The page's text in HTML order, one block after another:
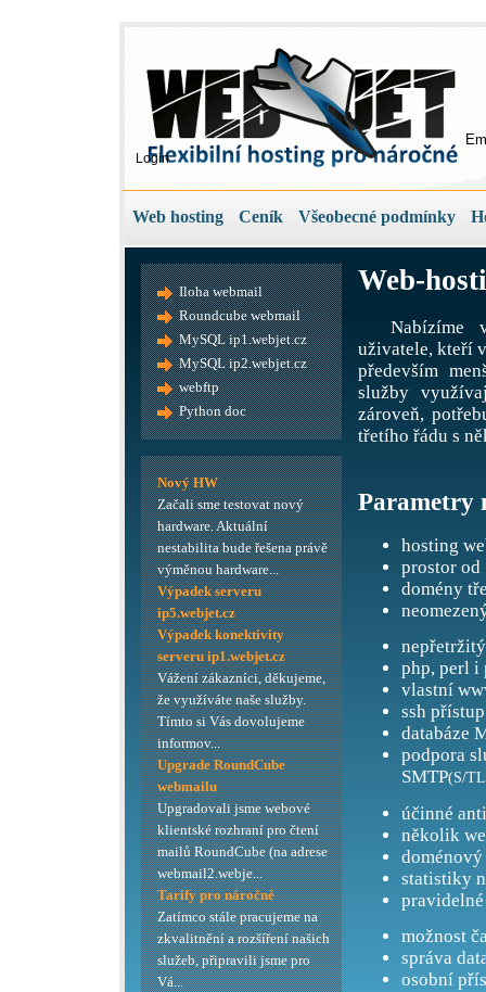
Login
Web hosting Ceník Všeobecné podmínky
Web-
Nabízíme
uživatele, kteří
především
služby
zároveň,
třetího řádu s
Parametry
hosting
prostor od
domény
php, perl i
vlastní
ssh přístup
databáze
podpora
SMTP(S/
účinné
několik
doménový
statistiky
možnost
správa
osobní
Iloha webmail
Roundcube webmail
MySQL ip1.webjet.cz
MySQL ip2.webjet.cz
webftp
Python doc
Nový HW
Začali sme testovat nový
hardware. Aktuální
nestabilita bude řešena právě
výměnou hardware...
Výpadek serveru
ip5.webjet.cz
Výpadek konektivity
serveru ip1.webjet.cz
Vážení zákazníci, děkujeme,
že využíváte naše služby.
Tímto si Vás dovolujeme
informov...
Upgrade RoundCube
webmailu
Upgradovali jsme webové
klientské rozhraní pro čtení
mailů RoundCube (na adrese
webmail2.webje...
Tarify pro náročné
Zatímco stále pracujeme na
zkvalitnění a rozšíření našich
služeb, připravili jsme pro
Vá...